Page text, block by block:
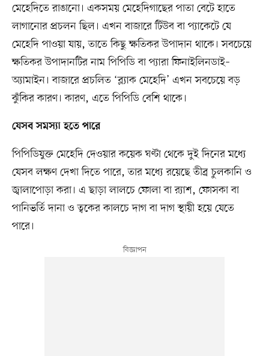
মেহেদিতে রাঙানো। একসময় মেহেদিগাছের পাতা বেটে হাতে
লাগানোর প্রচলন ছিল। এখন বাজারে টিউব বা প্যাকেটে যে
মেহেদি পাওয়া যায়, তাতে কিছু ক্ষতিকর উপাদান থাকে। সবচেয়ে
ক্ষতিকর উপাদানটির নাম পিপিডি বা প্যারা ফিনাইলিনডাই–
অ্যামাইন। বাজারে প্রচলিত ‘ব্ল্যাক মেহেদি’ এখন সবচেয়ে বড়
ঝুঁকির কারণ। কারণ, এতে পিপিডি বেশি থাকে।
যেসব সমস্যা হতে পারে
পিপিডিযুক্ত মেহেদি দেওয়ার কয়েক ঘণ্টা থেকে দুই দিনের মধ্যে
যেসব লক্ষণ দেখা দিতে পারে, তার মধ্যে রয়েছে তীব্র চুলকানি ও
জ্বালাপোড়া করা। এ ছাড়া লালচে ফোলা বা র‍্যাশ, ফোসকা বা
পানিভর্তি দানা ও ত্বকের কালচে দাগ বা দাগ স্থায়ী হয়ে যেতে
পারে।